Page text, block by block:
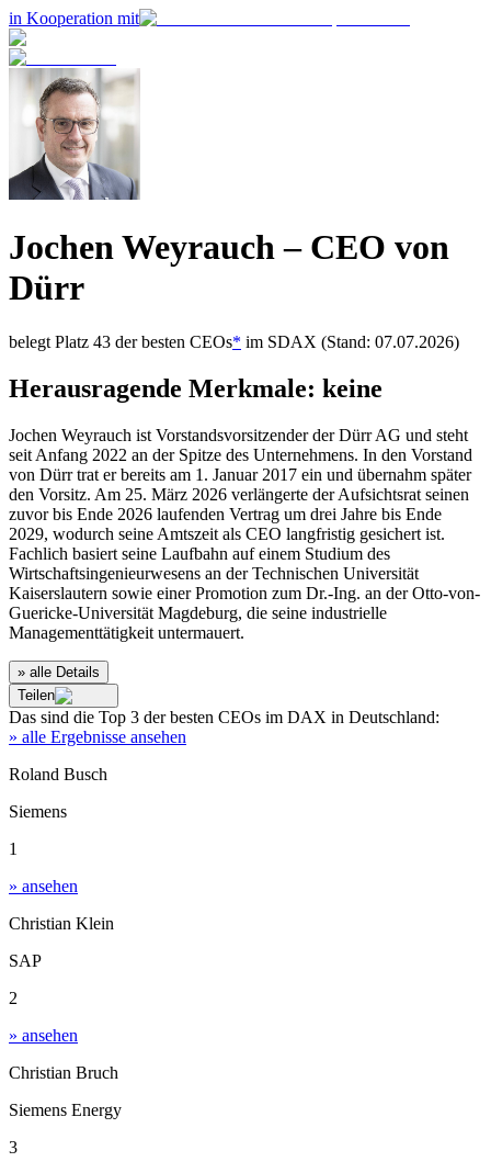
in Kooperation mit
Jochen Weyrauch– CEO von
Dürr
belegt Platz 43 der besten CEOs* im SDAX (Stand: 07.07.2026)
Herausragende Merkmale: keine
Jochen Weyrauch ist Vorstandsvorsitzender der Dürr AG und steht
seit Anfang 2022 an der Spitze des Unternehmens. In den Vorstand
von Dürr trat er bereits am 1. Januar 2017 ein und übernahm später
den Vorsitz. Am 25. März 2026 verlängerte der Aufsichtsrat seinen
zuvor bis Ende 2026 laufenden Vertrag um drei Jahre bis Ende
2029, wodurch seine Amtszeit als CEO langfristig gesichert ist.
Fachlich basiert seine Laufbahn auf einem Studium des
Wirtschaftsingenieurwesens an der Technischen Universität
Kaiserslautern sowie einer Promotion zum Dr.-Ing. an der Otto-von-
Guericke-Universität Magdeburg, die seine industrielle
Managementtätigkeit untermauert.
» alle Details
Teilen
Das sind die Top 3 der besten CEOs im DAX in Deutschland:
» alle Ergebnisse ansehen
Roland Busch
Siemens
1
» ansehen
Christian Klein
SAP
2
» ansehen
Christian Bruch
Siemens Energy
3